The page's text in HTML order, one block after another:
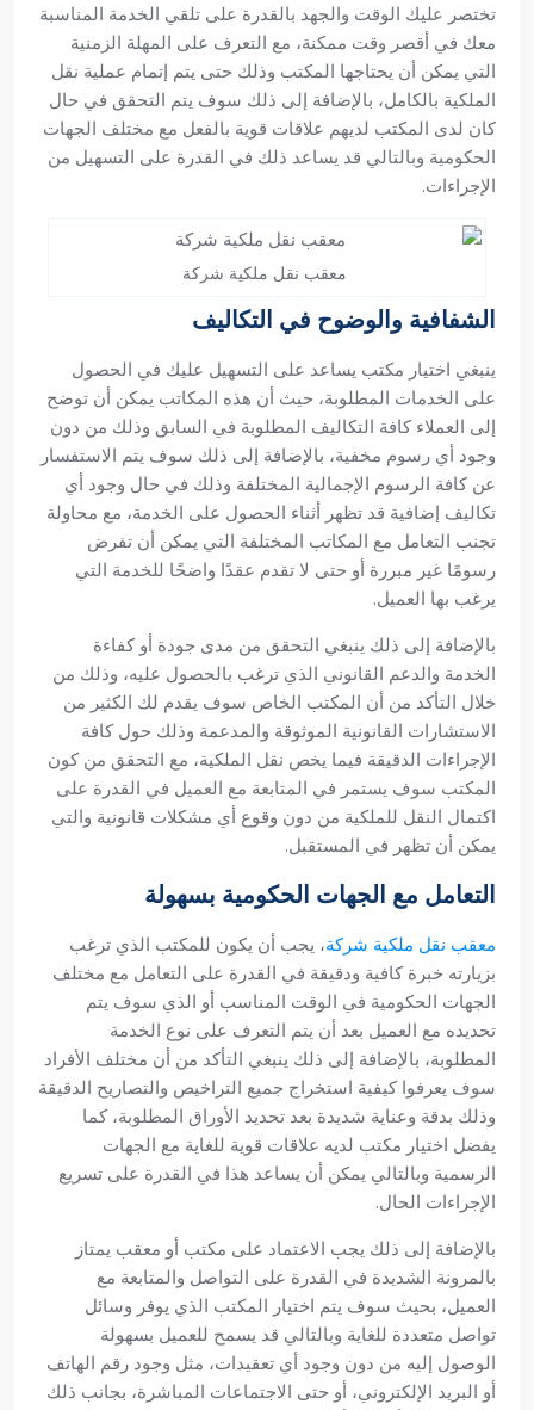
تختصر عليك الوقت والجهد بالقدرة على تلقي الخدمة المناسبة
معك في أقصر وقت ممكنة، مع التعرف على المهلة الزمنية
التي يمكن أن يحتاجها المكتب وذلك حتى يتم إتمام عملية نقل
الملكية بالكامل، بالإضافة إلى ذلك سوف يتم التحقق في حال
كان لدى المكتب لديهم علاقات قوية بالفعل مع مختلف الجهات
الحكومية وبالتالي قد يساعد ذلك في القدرة على التسهيل من
الإجراءات.
معقب نقل ملكية شركة
الشفافية والوضوح في التكاليف
ينبغي اختيار مكتب يساعد على التسهيل عليك في الحصول
على الخدمات المطلوبة، حيث أن هذه المكاتب يمكن أن توضح
إلى العملاء كافة التكاليف المطلوبة في السابق وذلك من دون
وجود أي رسوم مخفية، بالإضافة إلى ذلك سوف يتم الاستفسار
عن كافة الرسوم الإجمالية المختلفة وذلك في حال وجود أي
تكاليف إضافية قد تظهر أثناء الحصول على الخدمة، مع محاولة
تجنب التعامل مع المكاتب المختلفة التي يمكن أن تفرض
رسومًا غير مبررة أو حتى لا تقدم عقدًا واضحًا للخدمة التي
يرغب بها العميل.
بالإضافة إلى ذلك ينبغي التحقق من مدى جودة أو كفاءة
الخدمة والدعم القانوني الذي ترغب بالحصول عليه، وذلك من
خلال التأكد من أن المكتب الخاص سوف يقدم لك الكثير من
الاستشارات القانونية الموثوقة والمدعمة وذلك حول كافة
الإجراءات الدقيقة فيما يخص نقل الملكية، مع التحقق من كون
المكتب سوف يستمر في المتابعة مع العميل في القدرة على
اكتمال النقل للملكية من دون وقوع أي مشكلات قانونية والتي
يمكن أن تظهر في المستقبل.
التعامل مع الجهات الحكومية بسهولة
معقب نقل ملكية شركة، يجب أن يكون للمكتب الذي ترغب
بزيارته خبرة كافية ودقيقة في القدرة على التعامل مع مختلف
الجهات الحكومية في الوقت المناسب أو الذي سوف يتم
تحديده مع العميل بعد أن يتم التعرف على نوع الخدمة
المطلوبة، بالإضافة إلى ذلك ينبغي التأكد من أن مختلف الأفراد
سوف يعرفوا كيفية استخراج جميع التراخيص والتصاريح الدقيقة
وذلك بدقة وعناية شديدة بعد تحديد الأوراق المطلوبة، كما
يفضل اختيار مكتب لديه علاقات قوية للغاية مع الجهات
الرسمية وبالتالي يمكن أن يساعد هذا في القدرة على تسريع
الإجراءات الحال.
بالإضافة إلى ذلك يجب الاعتماد على مكتب أو معقب يمتاز
بالمرونة الشديدة في القدرة على التواصل والمتابعة مع
العميل، بحيث سوف يتم اختيار المكتب الذي يوفر وسائل
تواصل متعددة للغاية وبالتالي قد يسمح للعميل بسهولة
الوصول إليه من دون وجود أي تعقيدات، مثل وجود رقم الهاتف
أو البريد الإلكتروني، أو حتى الاجتماعات المباشرة، بجانب ذلك